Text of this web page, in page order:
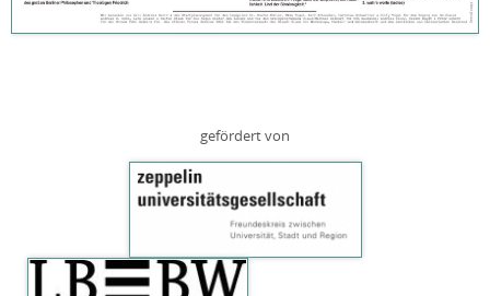
gefördert von